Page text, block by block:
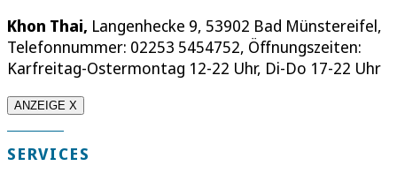
Khon Thai, Langenhecke 9, 53902 Bad Münstereifel,
Telefonnummer: 02253 5454752, Öffnungszeiten:
Karfreitag-Ostermontag 12-22 Uhr, Di-Do 17-22 Uhr
ANZEIGE X
SERVICES